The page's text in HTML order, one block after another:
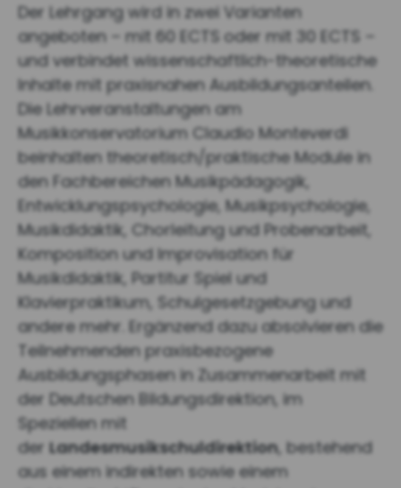
Der Lehrgang wird in zwei Varianten
angeboten – mit 60 ECTS oder mit 30 ECTS –
und verbindet wissenschaftlich-theoretische
Inhalte mit praxisnahen Ausbildungsanteilen.
Die Lehrveranstaltungen am
Musikkonservatorium Claudio Monteverdi
beinhalten theoretisch/praktische Module in
den Fachbereichen Musikpädagogik,
Entwicklungspsychologie, Musikpsychologie,
Musikdidaktik, Chorleitung und Probenarbeit,
Komposition und Improvisation für
Musikdidaktik, Partitur Spiel und
Klavierpraktikum, Schulgesetzgebung und
andere mehr. Ergänzend dazu absolvieren die
Teilnehmenden praxisbezogene
Ausbildungsphasen in Zusammenarbeit mit
der Deutschen Bildungsdirektion, im
Speziellen mit
der Landesmusikschuldirektion, bestehend
aus einem indirekten sowie einem